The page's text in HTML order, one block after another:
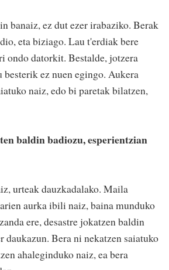
banaiz, ez dut ezer irabaziko. Berak
eta biziago. Lau t'erdiak bere
ondo datorkit. Bestalde, jotzera
ez nuen egingo. Aukera
naiz, edo bi paretak bilatzen,
baldin badiozu, esperientzian
urteak dauzkadalako. Maila
aurka ibili naiz, baina munduko
ere, desastre jokatzen baldin
daukazun. Bera ni nekatzen saiatuko
ahaleginduko naiz, ea bera